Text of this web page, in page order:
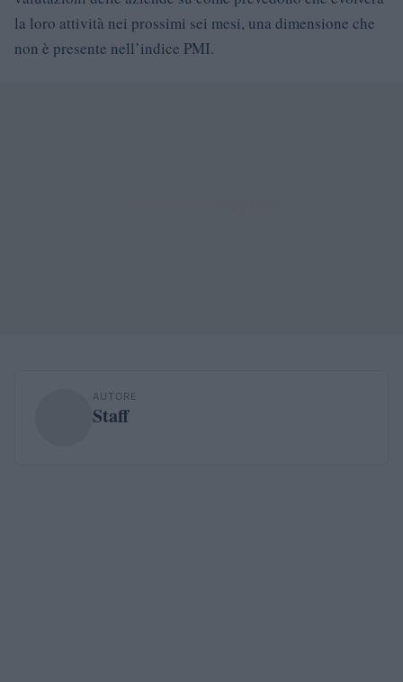
la loro attività nei prossimi sei mesi, una dimensione che
non è presente nell’indice PMI.
AUTORE
Staff